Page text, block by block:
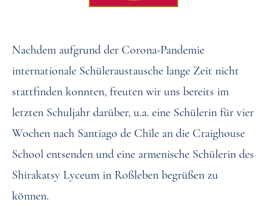
Nachdem aufgrund der Corona-Pandemie
internationale Schüleraustausche lange Zeit nicht
stattfinden konnten, freuten wir uns bereits im
letzten Schuljahr darüber, u.a. eine Schülerin für vier
Wochen nach Santiago de Chile an die Craighouse
School entsenden und eine armenische Schülerin des
Shirakatsy Lyceum in Roßleben begrüßen zu
können.